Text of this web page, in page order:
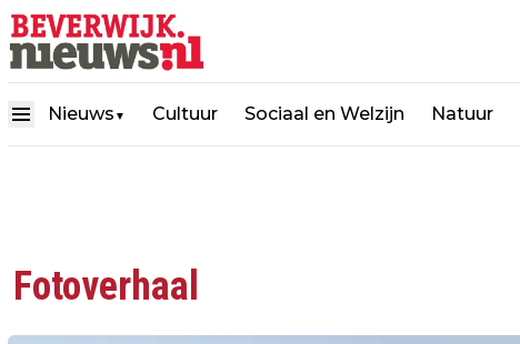
Nieuws ▼ Cultuur Sociaal en Welzijn Natuur
Fotoverhaal